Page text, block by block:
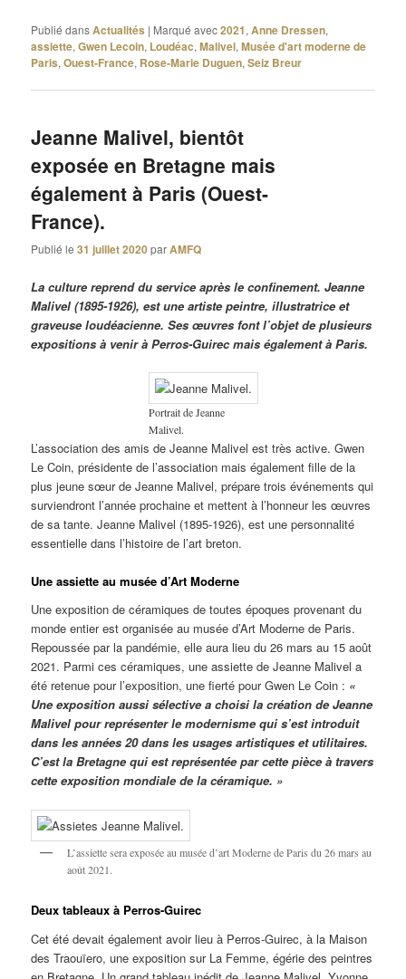
Publié dansActualités | Marqué avec2021,Anne Dressen,
assiette,Gwen Lecoin, Loudéac,Malivel,Musée d'art moderne de
Paris,Ouest-France, Rose-Marie Duguen,Seiz Breur
Jeanne Malivel, bientôt
exposée en Bretagne mais
également à Paris (Ouest-
France).
Publié le31 juillet 2020parAMFQ
La culture reprend du service après le confinement. Jeanne
Malivel (1895-1926), est une artiste peintre, illustratrice et
graveuse loudéacienne. Ses œuvres font l’objet de plusieurs
expositions à venir à Perros-Guirec mais également à Paris.
Portrait de Jeanne
Malivel.
L’association des amis de Jeanne Malivel est très active. Gwen
Le Coin, présidente de l’association mais également fille de la
plus jeune sœur de Jeanne Malivel, prépare trois événements qui
surviendront l’année prochaine et mettent à l’honneur les œuvres
de sa tante. Jeanne Malivel (1895-1926), est une personnalité
essentielle dans l’histoire de l’art breton.
Une assiette au musée d’Art Moderne
Une exposition de céramiques de toutes époques provenant du
monde entier est organisée au musée d’Art Moderne de Paris.
Repoussée par la pandémie, elle aura lieu du 26 mars au 15 août
2021. Parmi ces céramiques, une assiette de Jeanne Malivel a
été retenue pour l’exposition, une fierté pour Gwen Le Coin : «
Une exposition aussi sélective a choisi la création de Jeanne
Malivel pour représenter le modernisme qui s’est introduit
dans les années 20 dans les usages artistiques et utilitaires.
C’est la Bretagne qui est représentée par cette pièce à travers
cette exposition mondiale de la céramique. »
L’assiette sera exposée au musée d’art Moderne de Paris du 26 mars au
août 2021.
Deux tableaux à Perros-Guirec
Cet été devait également avoir lieu à Perros-Guirec, à la Maison
des Traouïero, une exposition sur La Femme, égérie des peintres